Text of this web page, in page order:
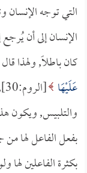
التي توجه الإنسان
الإنسان إلى أن
كان باطلاً, ولهذا
عَلَيْهَا
والتلبيس, ويكون
بفعل الفاعل لها
بكثرة الفاعلين لها